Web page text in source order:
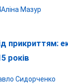
Аліна Мазур
прикриттям:
років
Сидорченко